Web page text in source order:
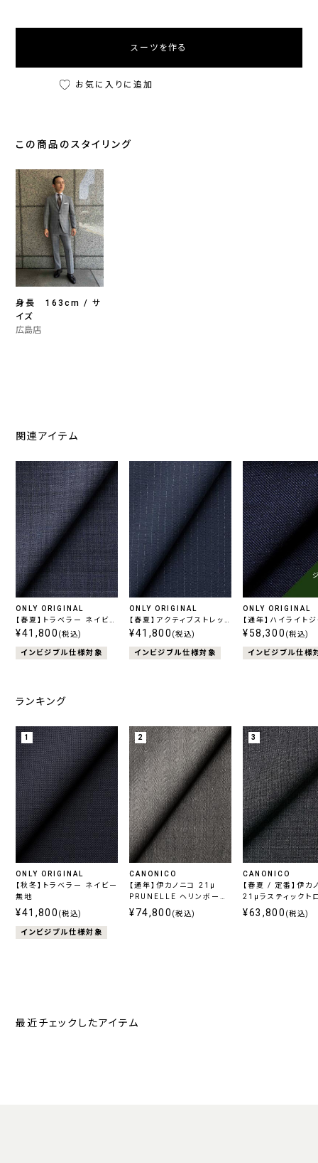
スーツを作る
お気に入りに追加
この商品のスタイリング
身長 163cm / サ
イズ
広島店
関連アイテム
ONLY ORIGINAL
【春夏】トラベラー ネイビー
チェック
¥41,800 (税込)
インビジブル仕様対象
ONLY ORIGINAL
【春夏】アクティブストレッ
チ ブルーストライプ
¥41,800 (税込)
インビジブル仕様対象
ONLY ORIGINAL
【通年】ハイライト
ー ブルー無地
¥58,300 (税込)
インビジブル仕様
ランキング
1
ONLY ORIGINAL
【秋冬】トラベラー ネイビー
無地
¥41,800 (税込)
インビジブル仕様対象
2
CANONICO
【通年】伊カノニコ 21μ
PRUNELLE ヘリンボーン
グレー
¥74,800 (税込)
3
CANONICO
【春夏 / 定番】伊カ
21μラスティックト
グレー
¥63,800 (税込)
最近チェックしたアイテム